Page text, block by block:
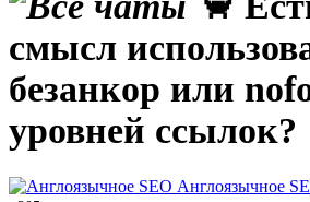
смысл
безанкор или
уровней ссылок?
Англоязычное